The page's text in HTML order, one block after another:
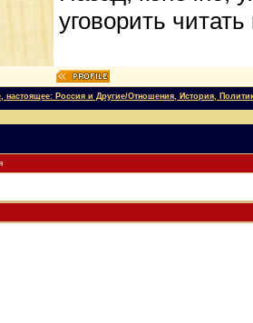
уговорить
настоящее: Россия и Другие/Отношения, История,